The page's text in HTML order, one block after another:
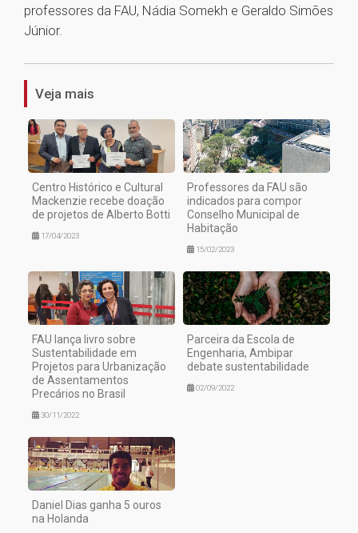
professores da FAU, Nádia Somekh e Geraldo Simões
Júnior.
Veja mais
Centro Histórico e Cultural
Mackenzie recebe doação
de projetos de Alberto Botti
17/04/2023
Professores da FAU são
indicados para compor
Conselho Municipal de
Habitação
15/02/2023
FAU lança livro sobre
Sustentabilidade em
Projetos para Urbanização
de Assentamentos
Precários no Brasil
30/11/2022
Parceira da Escola de
Engenharia, Ambipar
debate sustentabilidade
02/09/2022
Daniel Dias ganha 5 ouros
na Holanda